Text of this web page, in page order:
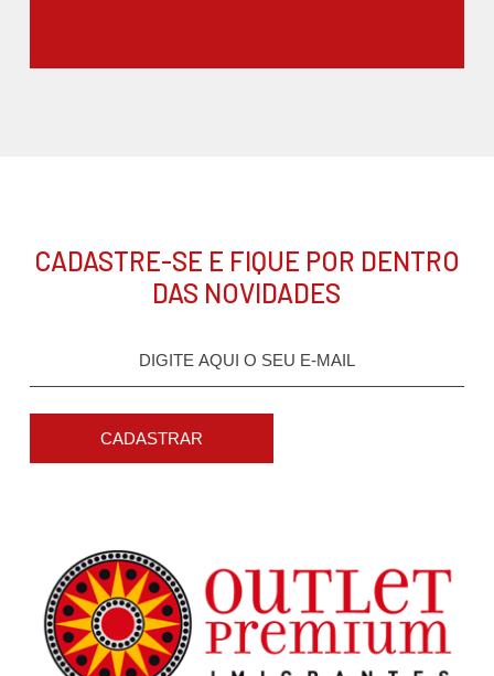
CADASTRE-SE E FIQUE POR DENTRO
DAS NOVIDADES
CADASTRAR